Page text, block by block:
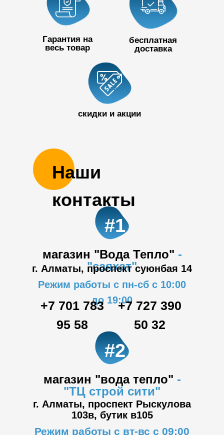
Гарантия на
весь товар
бесплатная
доставка
скидки и акции
Наши
контакты
магазин "Вода Тепло" -
"саяхат"
#1
г. Алматы, проспект суюнбая 14
магазин "вода тепло" -
"ТЦ строй сити"
г. Алматы, проспект Рыскулова
103в, бутик в105
Режим работы с пн-сб с 10:00
до 19:00
Режим работы с вт-вс с 09:00
+7 701 783
95 58
+7 727 390
50 32
#2
+7 727 390
50 32